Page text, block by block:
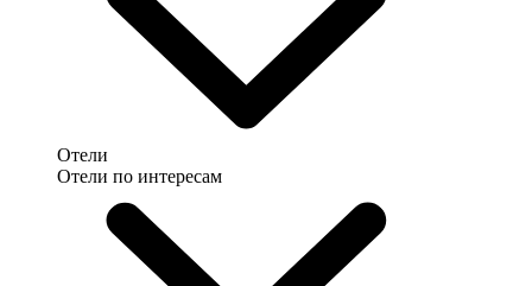
Отели
Отели по интересам